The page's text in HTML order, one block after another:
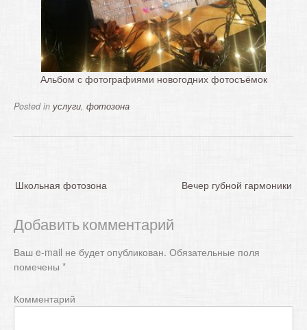
Альбом с фотографиями новогодних фотосъёмок
Posted in услуги, фотозона
а
и
г
а
и
Вечер губной гармоники
Школьная фотозона
Добавить комментарий
Ваш e-mail не будет опубликован. Обязательные поля
помечены *
Комментарий